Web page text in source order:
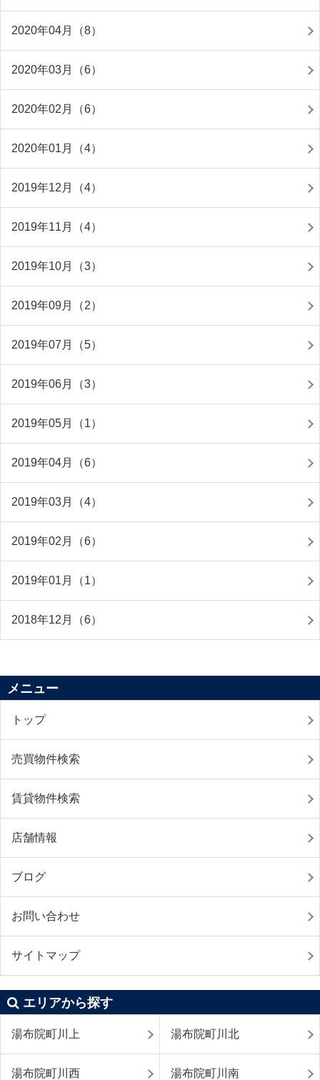
2020年04月（8）
2020年03月（6）
2020年02月（6）
2020年01月（4）
2019年12月（4）
2019年11月（4）
2019年10月（3）
2019年09月（2）
2019年07月（5）
2019年06月（3）
2019年05月（1）
2019年04月（6）
2019年03月（4）
2019年02月（6）
2019年01月（1）
2018年12月（6）
メニュー
トップ
売買物件検索
賃貸物件検索
店舗情報
ブログ
お問い合わせ
サイトマップ
エリアから探す
湯布院町川上 湯布院町川北
湯布院町川西 湯布院町川南